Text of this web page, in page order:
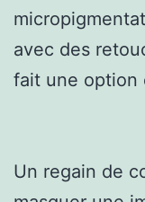
avec des
fait une option
Un regain de